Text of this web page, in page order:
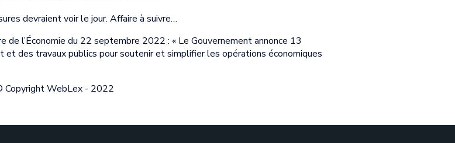
devraient voir le jour. Affaire à suivre…
de l’Économie du 22 septembre 2022 : « Le Gouvernement annonce 13
des travaux publics pour soutenir et simplifier les opérations économiques
Copyright WebLex - 2022